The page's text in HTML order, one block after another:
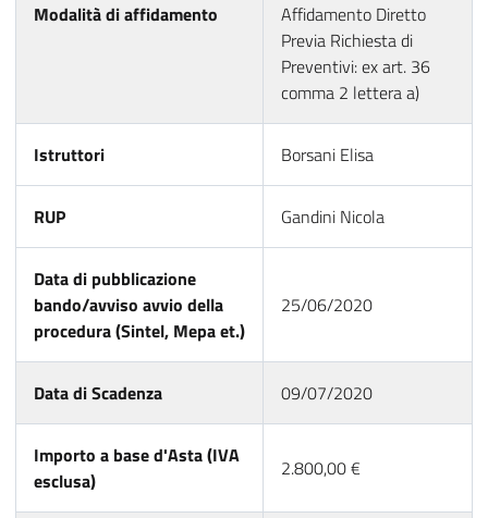
Modalità di affidamento
Affidamento Diretto
Previa Richiesta di
Preventivi: ex art. 36
comma 2 lettera a)
Istruttori Borsani Elisa
RUP Gandini Nicola
Data di pubblicazione
bando/avviso avvio della
procedura (Sintel, Mepa et.)
25/06/2020
Data di Scadenza 09/07/2020
Importo a base d'Asta (IVA
esclusa)
2.800,00 €